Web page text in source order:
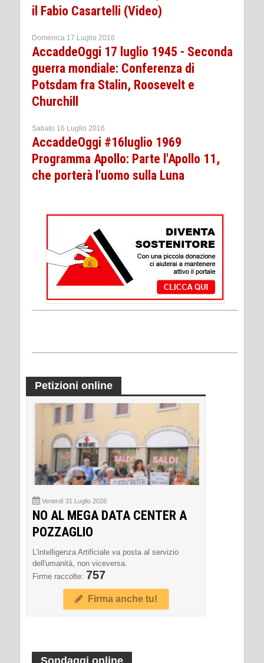
il Fabio Casartelli (Video)
Domenica 17 Luglio 2016
AccaddeOggi 17 luglio 1945 - Seconda
guerra mondiale: Conferenza di
Potsdam fra Stalin, Roosevelt e
Churchill
Sabato 16 Luglio 2016
AccaddeOggi #16luglio 1969
Programma Apollo: Parte l'Apollo 11,
che porterà l'uomo sulla Luna
Petizioni online
Venerdì 31 Luglio 2026
NO AL MEGA DATA CENTER A
POZZAGLIO
L'intelligenza Artificiale va posta al servizio
dell'umanità, non viceversa.
Firme raccolte: 757
Firma anche tu!